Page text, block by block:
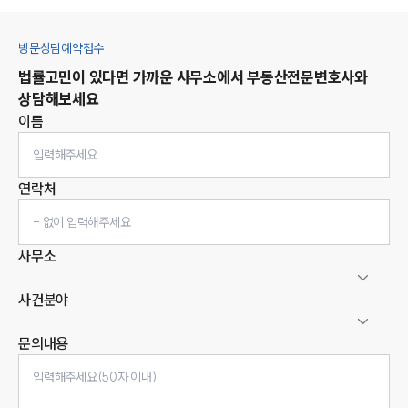
방문상담예약접수
법률고민이 있다면 가까운 사무소에서 부동산전문변호사와
상담해보세요
이름
연락처
사무소
사건분야
문의내용